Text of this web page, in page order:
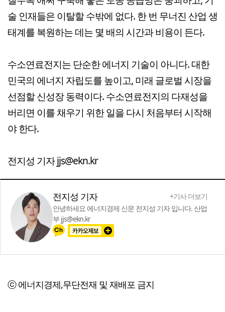
술 인재들은 이탈할 수밖에 없다. 한 번 무너진 산업 생
태계를 복원하는 데는 몇 배의 시간과 비용이 든다.
수소연료전지는 단순한 에너지 기술이 아니다. 대한
민국의 에너지 자립도를 높이고, 미래 글로벌 시장을
선점할 신성장 동력이다. 수소연료전지의 다재성을
버리면 이를 채우기 위한 일을 다시 처음부터 시작해
야 한다.
전지성 기자 jjs@ekn.kr
전지성 기자
+기사 더보기
안녕하세요 에너지경제 신문 전지성 기자 입니다. 산업
부 jjs@ekn.kr
ⓒ 에너지경제,무단전재 및 재배포 금지